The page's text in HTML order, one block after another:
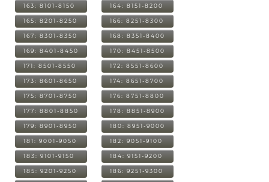
163: 8101-8150 164: 8151-8200
165: 8201-8250 166: 8251-8300
167: 8301-8350 168: 8351-8400
169: 8401-8450 170: 8451-8500
171: 8501-8550 172: 8551-8600
173: 8601-8650 174: 8651-8700
175: 8701-8750 176: 8751-8800
177: 8801-8850 178: 8851-8900
179: 8901-8950 180: 8951-9000
181: 9001-9050 182: 9051-9100
183: 9101-9150 184: 9151-9200
185: 9201-9250 186: 9251-9300